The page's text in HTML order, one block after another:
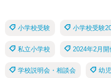
小学校受験 小学校受験
私立小学校 2024年2月
学校説明会・相談会 幼児